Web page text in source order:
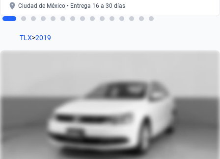
Ciudad de México • Entrega 16 a 30 días
TLX>2019